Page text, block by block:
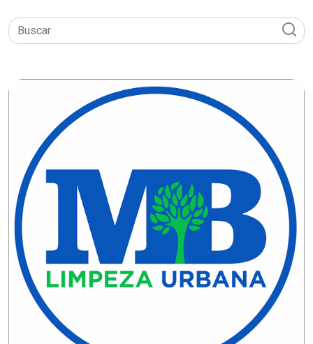
DE
CAPACITAÇÃO
CARNAUBAIS
CARNAVAL
CARNAVAL
MACAU
CARNAVAL
DO